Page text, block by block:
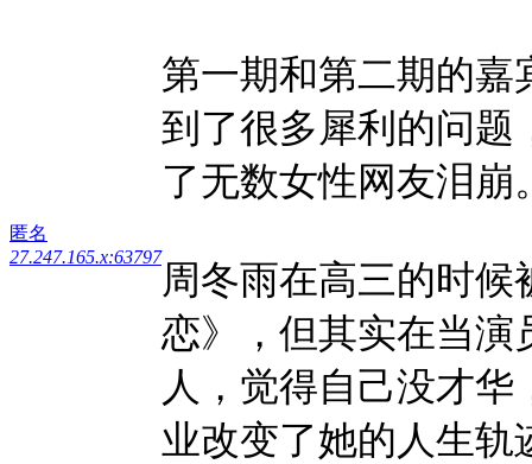
匿名
27.247.165.x:63797
第一期和第二期的嘉
到了很多犀利的问题
了无数女性网友泪崩
周冬雨在高三的时
恋》，但其实在当演
人，觉得自己没才
业改变了她的人生轨